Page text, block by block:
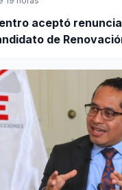
aceptó
de